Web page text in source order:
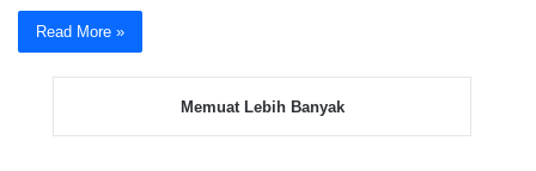
Read More »
Memuat Lebih Banyak